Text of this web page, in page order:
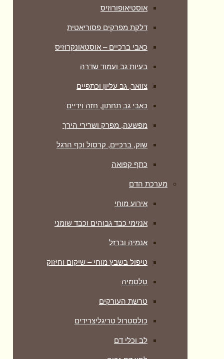
אוסטיאופורוזיס
דלקת מפרקים פסוריאטית
כאבי ברכיים – אוסטאונקרוזיס
בעיות גב ועמוד שדרה
צוואר, גב עליון וכתפיים
כאבי גב תחתון, חזה וידיים
מפשעה, מפרק ושרירי הירך
שוק, ברכיים, קרסול וכף הרגל
כתף קפואה
מערכת הדם
אירוע מוחי
אנזימי כבד גבוהים וכבד שומני
אנמיה וברזל
טיפול בשבץ מוחי – שיקום וחיזוק
טלסמיה
טרשת העורקים
כולסטרול טריגליצרידים
לב וכלי דם